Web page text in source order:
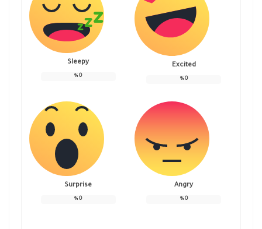
Excited
0
%
Sleepy
0
%
Angry
0
%
Surprise
0
%